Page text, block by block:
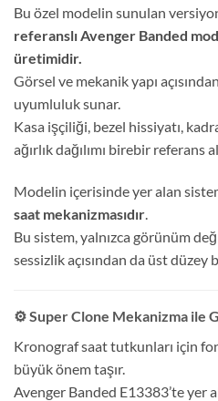
Bu özel modelin sunulan
referanslı Avenger Banded
üretimidir.
Görsel ve mekanik yapı
uyumluluk sunar.
Kasa işçiliği, bezel hissiyatı,
ağırlık dağılımı birebir referans
Modelin içerisinde yer alan
saat mekanizmasıdır.
Bu sistem, yalnızca görünüm
sessizlik açısından da üst düzey
⚙️ Super Clone Mekanizma ile
Kronograf saat tutkunları için
büyük önem taşır.
Avenger Banded E13383’te yer